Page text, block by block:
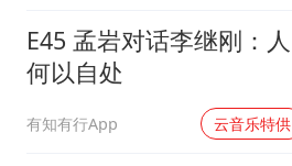
E45 孟岩对话李继刚：人
何以自处
有知有行App 云音乐特供